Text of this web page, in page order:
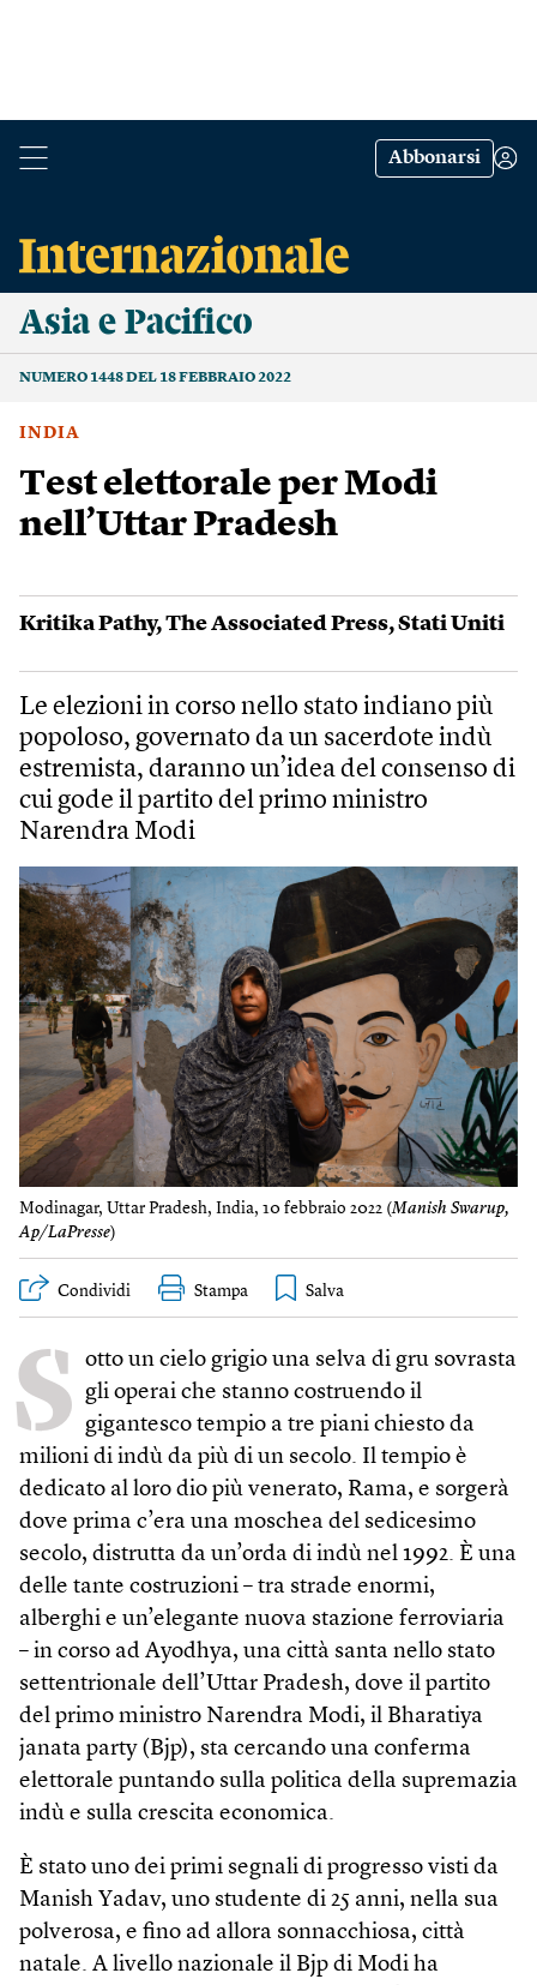
Abbonarsi
Asia e Pacifico
NUMERO 1448 DEL 18 FEBBRAIO 2022
INDIA
Test elettorale per Modi
nell’Uttar Pradesh
Kritika Pathy,The Associated Press,Stati Uniti
Le elezioni in corso nello stato indiano più
popoloso, governato da un sacerdote indù
estremista, daranno un’idea del consenso di
cui gode il partito del primo ministro
Narendra Modi
Modinagar, Uttar Pradesh, India, 10 febbraio 2022 (Manish Swarup,
Ap/LaPresse)
Condividi Stampa
S otto un cielo grigio una selva di gru sovrasta
gli operai che stanno costruendo il
gigantesco tempio a tre piani chiesto da
milioni di indù da più di un secolo. Il tempio è
dedicato al loro dio più venerato, Rama, e sorgerà
dove prima c’era una moschea del sedicesimo
secolo, distrutta da un’orda di indù nel 1992. È una
delle tante costruzioni – tra strade enormi,
alberghi e un’elegante nuova stazione ferroviaria
– in corso ad Ayodhya, una città santa nello stato
settentrionale dell’Uttar Pradesh, dove il partito
del primo ministro Narendra Modi, il Bharatiya
janata party (Bjp), sta cercando una conferma
elettorale puntando sulla politica della supremazia
indù e sulla crescita economica.
È stato uno dei primi segnali di progresso visti da
Manish Yadav, uno studente di 25 anni, nella sua
polverosa, e fino ad allora sonnacchiosa, città
natale. A livello nazionale il Bjp di Modi ha